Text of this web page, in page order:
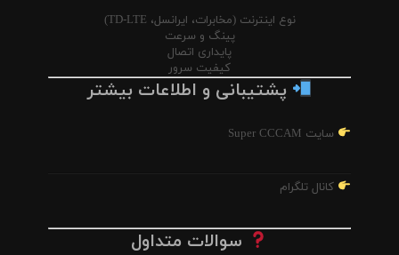
نوع اینترنت (مخابرات، ایرانسل، TD-LTE)
پینگ و سرعت
پایداری اتصال
کیفیت سرور
پشتیبانی و اطلاعات بیشتر
سایت Super CCCAM
کانال تلگرام
سوالات متداول